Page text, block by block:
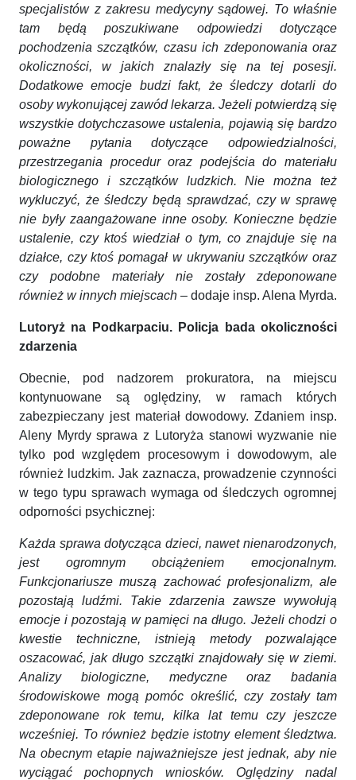
specjalistów z zakresu medycyny sądowej. To właśnie
tam będą poszukiwane odpowiedzi dotyczące
pochodzenia szczątków, czasu ich zdeponowania oraz
okoliczności, w jakich znalazły się na tej posesji.
Dodatkowe emocje budzi fakt, że śledczy dotarli do
osoby wykonującej zawód lekarza. Jeżeli potwierdzą się
wszystkie dotychczasowe ustalenia, pojawią się bardzo
poważne pytania dotyczące odpowiedzialności,
przestrzegania procedur oraz podejścia do materiału
biologicznego i szczątków ludzkich. Nie można też
wykluczyć, że śledczy będą sprawdzać, czy w sprawę
nie były zaangażowane inne osoby. Konieczne będzie
ustalenie, czy ktoś wiedział o tym, co znajduje się na
działce, czy ktoś pomagał w ukrywaniu szczątków oraz
czy podobne materiały nie zostały zdeponowane
również w innych miejscach ­ – dodaje insp. Alena Myrda.
Lutoryż na Podkarpaciu. Policja bada okoliczności
zdarzenia
Obecnie, pod nadzorem prokuratora, na miejscu
kontynuowane są oględziny, w ramach których
zabezpieczany jest materiał dowodowy. Zdaniem insp.
Aleny Myrdy sprawa z Lutoryża stanowi wyzwanie nie
tylko pod względem procesowym i dowodowym, ale
również ludzkim. Jak zaznacza, prowadzenie czynności
w tego typu sprawach wymaga od śledczych ogromnej
odporności psychicznej:
Każda sprawa dotycząca dzieci, nawet nienarodzonych,
jest ogromnym obciążeniem emocjonalnym.
Funkcjonariusze muszą zachować profesjonalizm, ale
pozostają ludźmi. Takie zdarzenia zawsze wywołują
emocje i pozostają w pamięci na długo. Jeżeli chodzi o
kwestie techniczne, istnieją metody pozwalające
oszacować, jak długo szczątki znajdowały się w ziemi.
Analizy biologiczne, medyczne oraz badania
środowiskowe mogą pomóc określić, czy zostały tam
zdeponowane rok temu, kilka lat temu czy jeszcze
wcześniej. To również będzie istotny element śledztwa.
Na obecnym etapie najważniejsze jest jednak, aby nie
wyciągać pochopnych wniosków. Oględziny nadal